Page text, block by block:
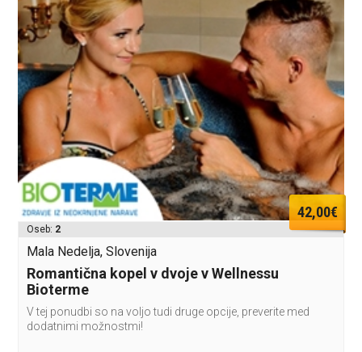
42,00€
Oseb: 2
Mala Nedelja, Slovenija
Romantična kopel v dvoje v Wellnessu
Bioterme
V tej ponudbi so na voljo tudi druge opcije, preverite med
dodatnimi možnostmi!